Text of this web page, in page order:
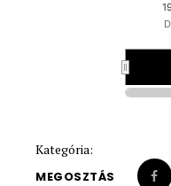
Kategória:
MEGOSZTÁS